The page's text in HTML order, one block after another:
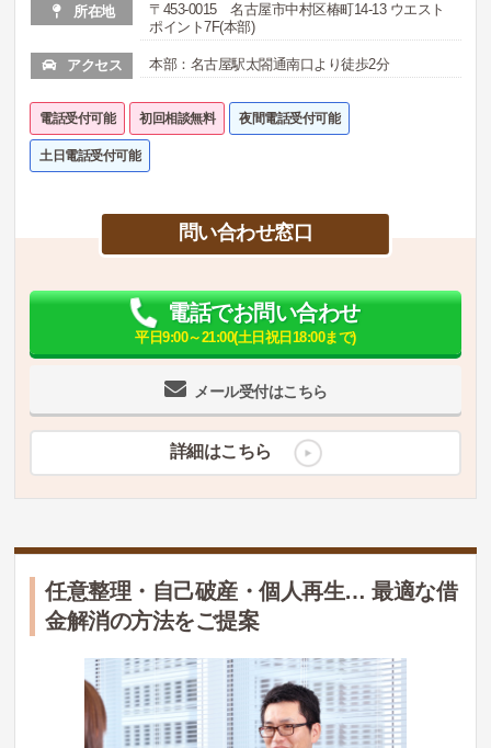
所在地
〒453-0015 名古屋市中村区椿町14-13 ウエスト
ポイント7F(本部)
アクセス 本部：名古屋駅太閤通南口より徒歩2分
電話受付可能 初回相談無料 夜間電話受付可能
土日電話受付可能
問い合わせ窓口
メール受付はこちら
電話でお問い合わせ
平日9:00～21:00(土日祝日18:00まで)
詳細はこちら
任意整理・自己破産・個人再生… 最適な借
金解消の方法をご提案